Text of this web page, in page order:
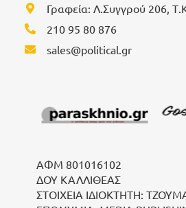
Γραφεία: Λ.Συγγρού 206,
210 95 80 876
sales@political.gr
ΑΦΜ 801016102
ΔΟΥ ΚΑΛΛΙΘΕΑΣ
ΣΤΟΙΧΕΙΑ ΙΔΙΟΚΤΗΤΗ: